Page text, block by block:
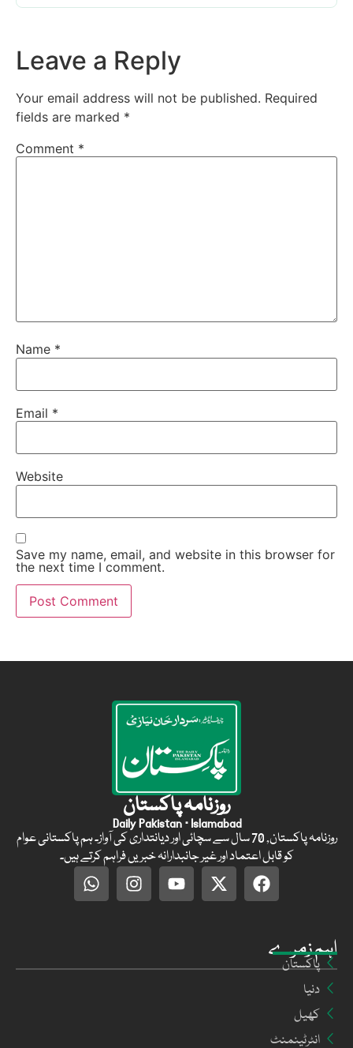
Leave a Reply
Your email address will not be published. Required
fields are marked *
Comment *
Name *
Email *
Website
Save my name, email, and website in this browser for
the next time I comment.
اہم زمرے
پاکستان
دنیا
کھیل
انٹرٹینمنٹ
روزنامہ پاکستان
Daily Pakistan · Islamabad
روزنامہ پاکستان, 70 سال سے سچائی اور دیانتداری کی آواز۔ ہم پاکستانی عوام
کو قابل اعتماد اور غیر جانبدارانہ خبریں فراہم کرتے ہیں۔